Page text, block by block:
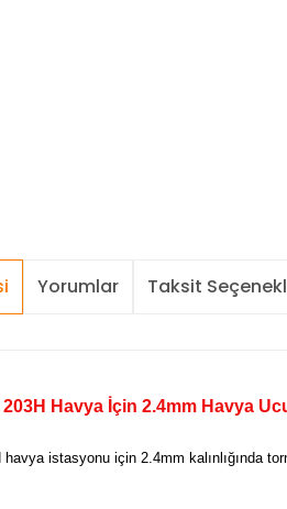
Yorumlar Taksit
203H Havya İçin 2.4mm Havya
havya istasyonu için 2.4mm kalınlığında